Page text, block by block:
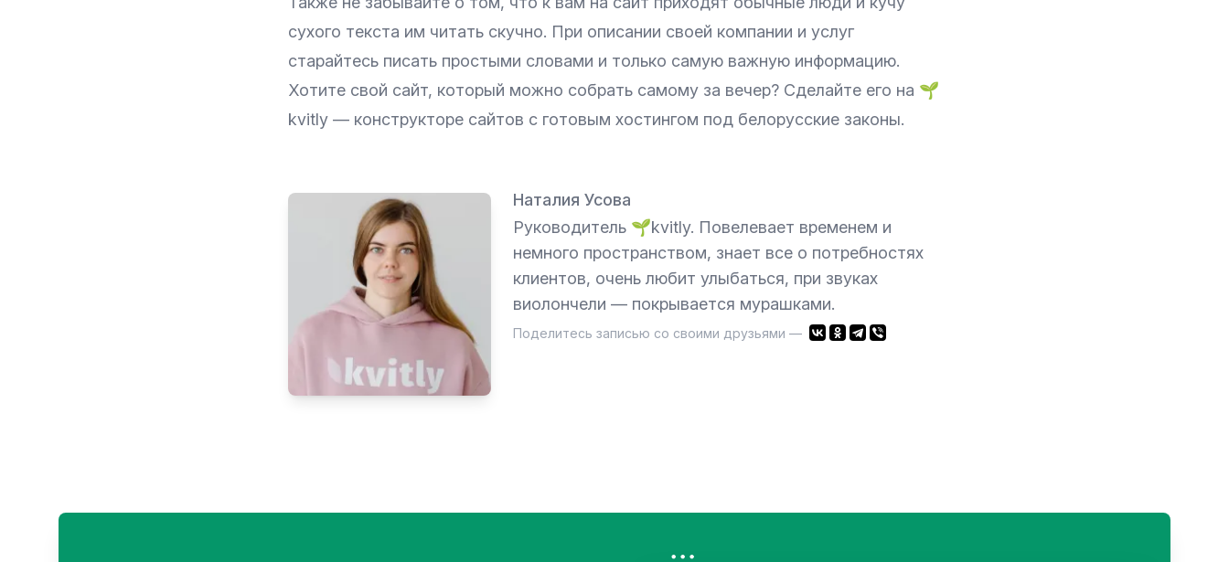
сухого текста им читать скучно. При описании своей компании и услуг
старайтесь писать простыми словами и только самую важную информацию.
Хотите свой сайт, который можно собрать самому за вечер? Сделайте его на 🌱
kvitly— конструкторе сайтов с готовым хостингом под белорусские законы.
Наталия Усова
Руководитель 🌱kvitly. Повелевает временем и
немного пространством, знает все о потребностях
клиентов, очень любит улыбаться, при звуках
виолончели — покрывается мурашками.
Поделитесь записью со своими друзьями —